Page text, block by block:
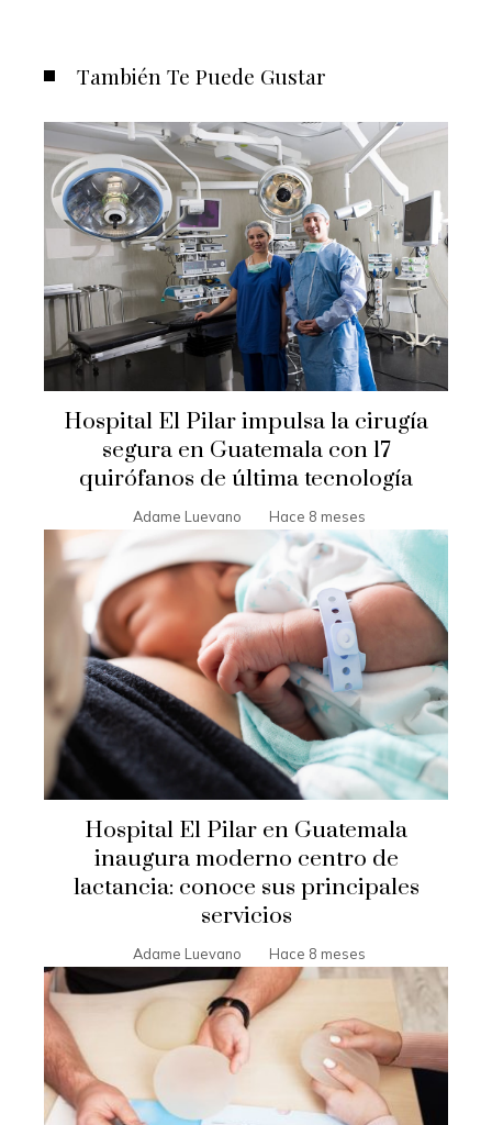
También Te Puede Gustar
Hospital El Pilar impulsa la cirugía
segura en Guatemala con 17
quirófanos de última tecnología
Adame Luevano Hace 8 meses
Hospital El Pilar en Guatemala
inaugura moderno centro de
lactancia: conoce sus principales
servicios
Adame Luevano Hace 8 meses